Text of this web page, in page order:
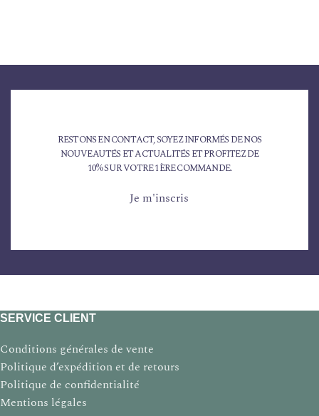
RESTONS EN CONTACT, SOYEZ INFORMÉS DE NOS
NOUVEAUTÉS ET ACTUALITÉS ET PROFITEZ DE
10% SUR VOTRE 1ÈRE COMMANDE.
Je m'inscris
SERVICE CLIENT
Conditions générales de vente
Politique d’expédition et de retours
Politique de confidentialité
Mentions légales